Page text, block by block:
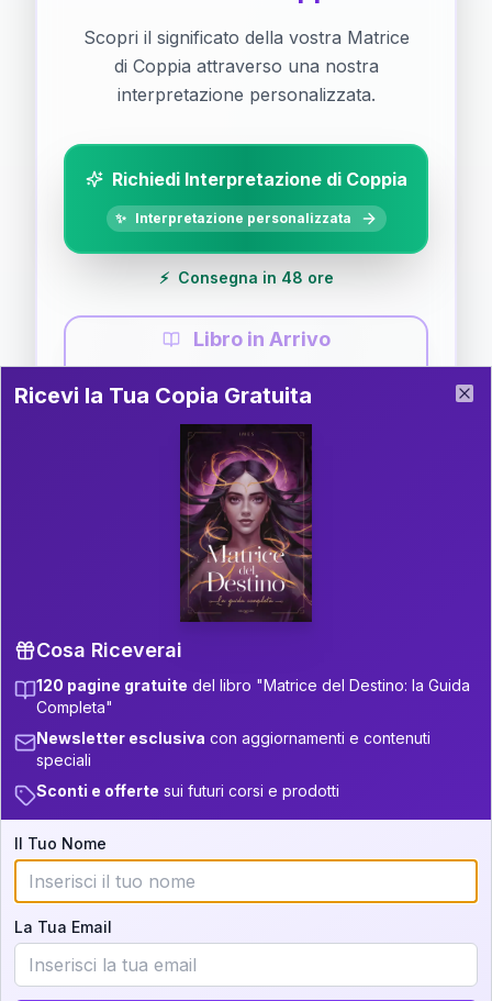
Scopri il significato della vostra Matrice
di Coppia attraverso una nostra
interpretazione personalizzata.
Richiedi Interpretazione di Coppia
✨ Interpretazione personalizzata
⚡ Consegna in 48 ore
Libro in Arrivo
Guida completa di Coppia
Il libro è in fase di scrittura. Iscriviti alla newsletter
per ricevere aggiornamenti!
P.S. Interpretazione parziale
gratuita
Scorri più in basso per vedere
un'interpretazione parziale gratuita della tua
Iscriviti alla newsletter per ricevere
aggiornamenti quando sarà disponibile.
Cosa scoprirete nella vostra
interpretazione:
💕 Come rafforzare la vostra unione
Ricevi la Tua Copia Gratuita del Libro
Ricevi la Tua Copia Gratuita
Cosa Riceverai
120 pagine gratuite del libro "Matrice del Destino: la Guida
Completa"
Newsletter esclusiva con aggiornamenti e contenuti
speciali
Sconti e offerte sui futuri corsi e prodotti
Il Tuo Nome
La Tua Email